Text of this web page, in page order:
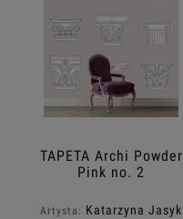
TAPETA Archi Powder
Pink no. 2
Artysta: Katarzyna Jasyk